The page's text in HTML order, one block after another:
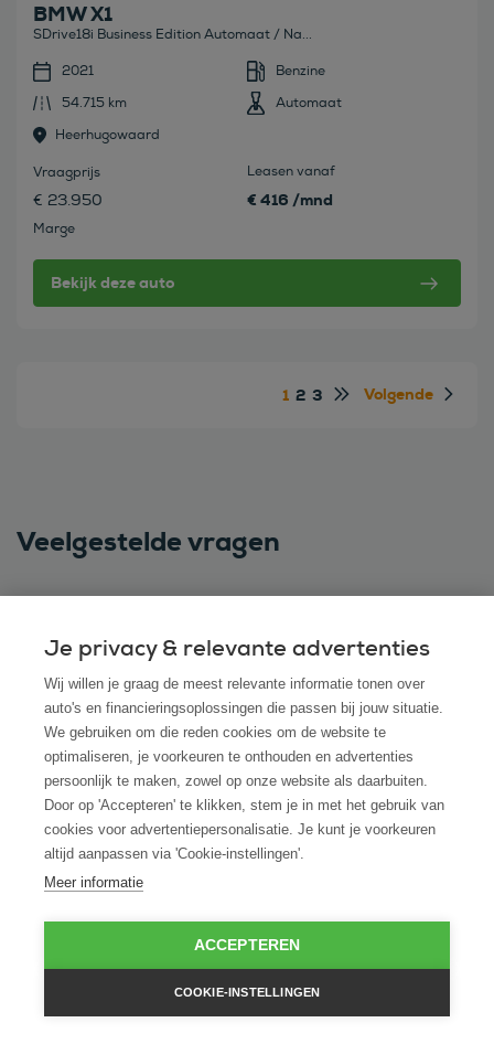
BMW X1
SDrive18i Business Edition Automaat / Na...
2021
Benzine
54.715 km
Automaat
Heerhugowaard
Vraagprijs
€ 23.950
Marge
Leasen vanaf
€ 416 /mnd
Bekijk deze auto
1 2 3 Volgende
Veelgestelde vragen
Kan ik ook een Suzuki leasen via ROS finance
gevonden?
Hoe snel kan ik beschikken over mijn Suzuki
na akkoord op de leaseaanvraag?
Is financial lease ook mogelijk voor startende
ondernemers zonder jaarcijfers?
Wat gebeurt er aan het einde van de
leaseperiode met de Suzuki?
Je privacy & relevante advertenties
Wij willen je graag de meest relevante informatie tonen over
auto's en financieringsoplossingen die passen bij jouw situatie.
We gebruiken om die reden cookies om de website te
optimaliseren, je voorkeuren te onthouden en advertenties
persoonlijk te maken, zowel op onze website als daarbuiten.
Door op 'Accepteren' te klikken, stem je in met het gebruik van
cookies voor advertentiepersonalisatie. Je kunt je voorkeuren
altijd aanpassen via 'Cookie-instellingen'.
Meer informatie
ACCEPTEREN
COOKIE-INSTELLINGEN